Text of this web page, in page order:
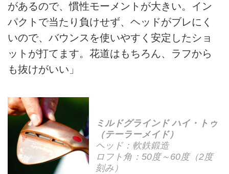
があるので、慣性モーメントが大きい。イン
パクトで当たり負けせず、ヘッドがブレにく
いので、バウンスを使いやすく安定したショ
ットが打てます。花道はもちろん、ラフから
も抜けがいい」
ミルドグラインド ハイ・トゥ
（テーラーメイド）
ヘッド：軟鉄鍛造
ロフト角：50度～60度（2度
刻み）